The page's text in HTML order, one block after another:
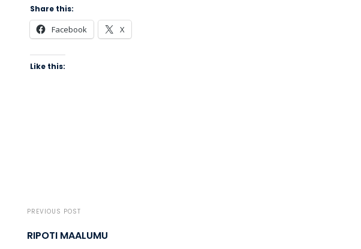
Share this:
Facebook X
Like this:
PREVIOUS POST
RIPOTI MAALUMU